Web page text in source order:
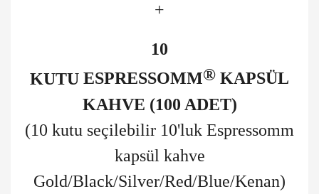
+
10
KUTU ESPRESSOMM® KAPSÜL
KAHVE (100 ADET)
(10 kutu seçilebilir 10'luk Espressomm
kapsül kahve
Gold/Black/Silver/Red/Blue/Kenan)